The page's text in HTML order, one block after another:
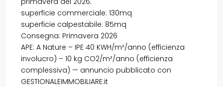
superficie commerciale: 130mq
superficie calpestabile: 85mq
Consegna: Primavera 2026
APE: A Nature – IPE 40 KWH/m²/anno (efficienza
involucro) – 10 kg CO2/m²/anno (efficienza
complessiva) — annuncio pubblicato con
GESTIONALEIMMOBILIARE.it